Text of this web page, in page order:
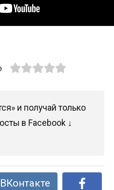
и получай только
в Facebook ↓